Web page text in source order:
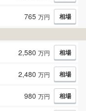
765 万円 相場
2,580 万円 相場
2,480 万円 相場
980 万円 相場